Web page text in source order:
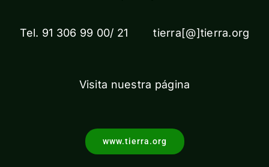
Tel. 91 306 99 00/ 21 tierra[@]tierra.org
Visita nuestra página
www.tierra.org